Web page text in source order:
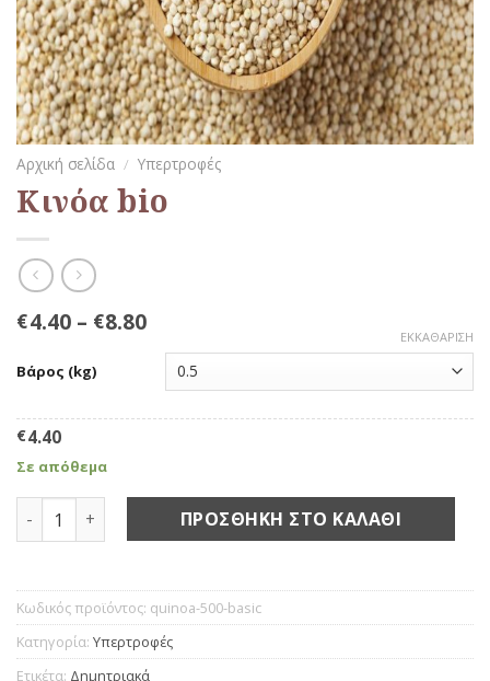
Αρχική σελίδα / Υπερτροφές
Κινόα bio
€4.40– €8.80
Βάρος (kg)
ΕΚΚΑΘΆΡΙΣΗ
€4.40
Σε απόθεμα
Κινόα bio ποσότηταΠΡΟΣΘΉΚΗ ΣΤΟ ΚΑΛΆΘΙ
Κωδικός προϊόντος: quinoa-500-basic
Κατηγορία: Υπερτροφές
Ετικέτα: Δημητριακά